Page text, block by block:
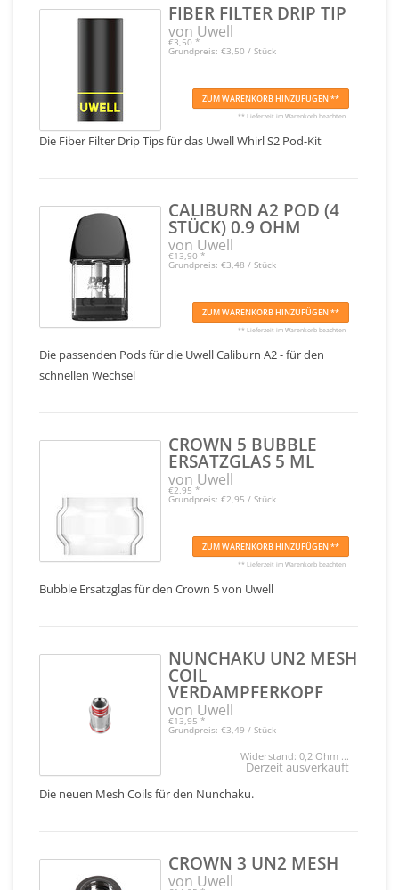
FIBER FILTER DRIP TIP
von Uwell
€3,50 *
Grundpreis: €3,50 / Stück
ZUM WARENKORB HINZUFÜGEN **
** Lieferzeit im Warenkorb beachten
Die Fiber Filter Drip Tips für das Uwell Whirl S2 Pod-Kit
CALIBURN A2 POD (4
STÜCK) 0.9 OHM
von Uwell
€13,90 *
Grundpreis: €3,48 / Stück
ZUM WARENKORB HINZUFÜGEN **
** Lieferzeit im Warenkorb beachten
Die passenden Pods für die Uwell Caliburn A2 - für den
schnellen Wechsel
CROWN 5 BUBBLE
ERSATZGLAS 5 ML
von Uwell
€2,95 *
Grundpreis: €2,95 / Stück
ZUM WARENKORB HINZUFÜGEN **
** Lieferzeit im Warenkorb beachten
Bubble Ersatzglas für den Crown 5 von Uwell
NUNCHAKU UN2 MESH
COIL
VERDAMPFERKOPF
von Uwell
€13,95 *
Grundpreis: €3,49 / Stück
Widerstand: 0,2 Ohm ...
Derzeit ausverkauft
Die neuen Mesh Coils für den Nunchaku.
CROWN 3 UN2 MESH
von Uwell